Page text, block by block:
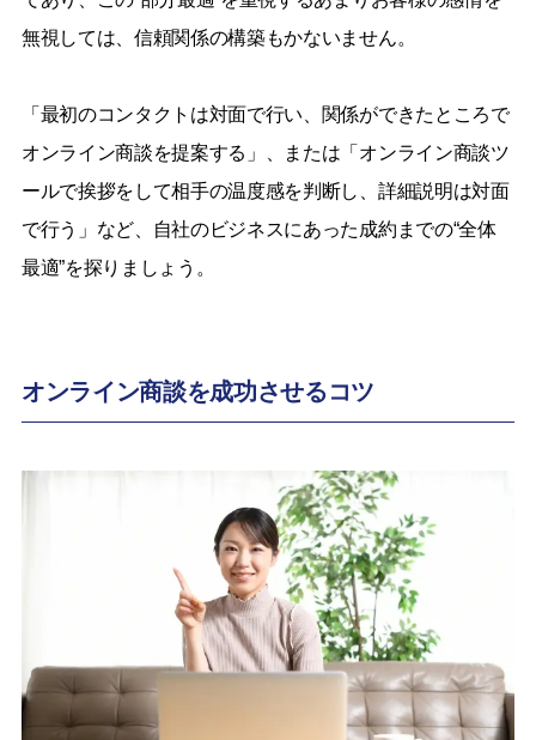
無視しては、信頼関係の構築もかないません。
「最初のコンタクトは対面で行い、関係ができたところで
オンライン商談を提案する」、または「オンライン商談ツ
ールで挨拶をして相手の温度感を判断し、詳細説明は対面
で行う」など、自社のビジネスにあった成約までの“全体
最適”を探りましょう。
オンライン商談を成功させるコツ